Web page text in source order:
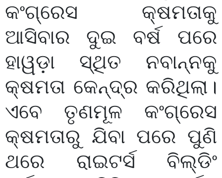
କଂଗ୍ରେସ କ୍ଷମତାକୁ
ଆସିବାର ଦୁଇ ବର୍ଷ ପରେ
ହାୱଡ଼ା ସ୍ଥିତ ନବାନ୍ନକୁ
କ୍ଷମତା କେନ୍ଦ୍ର କରିଥିଲା।
ଏବେ ତୃଣମୂଳ କଂଗ୍ରେସ
କ୍ଷମତାରୁ ଯିବା ପରେ ପୁଣି
ଥରେ ରାଇଟର୍ସ ବିଲ୍ଡିଂ